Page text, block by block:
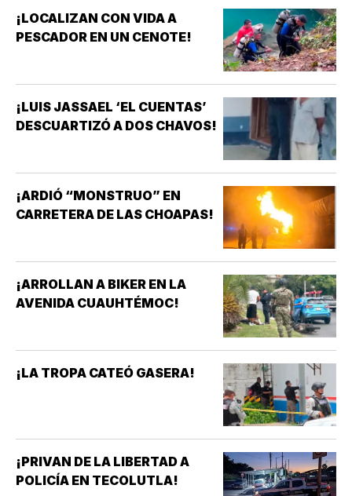
¡LOCALIZAN CON VIDA A
PESCADOR EN UN CENOTE!
¡LUIS JASSAEL ‘EL CUENTAS’
DESCUARTIZÓ A DOS CHAVOS!
¡ARDIÓ “MONSTRUO” EN
CARRETERA DE LAS CHOAPAS!
¡ARROLLAN A BIKER EN LA
AVENIDA CUAUHTÉMOC!
¡LA TROPA CATEÓ GASERA!
¡PRIVAN DE LA LIBERTAD A
POLICÍA EN TECOLUTLA!